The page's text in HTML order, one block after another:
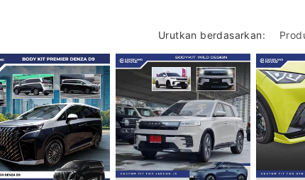
Urutkan berdasarkan: